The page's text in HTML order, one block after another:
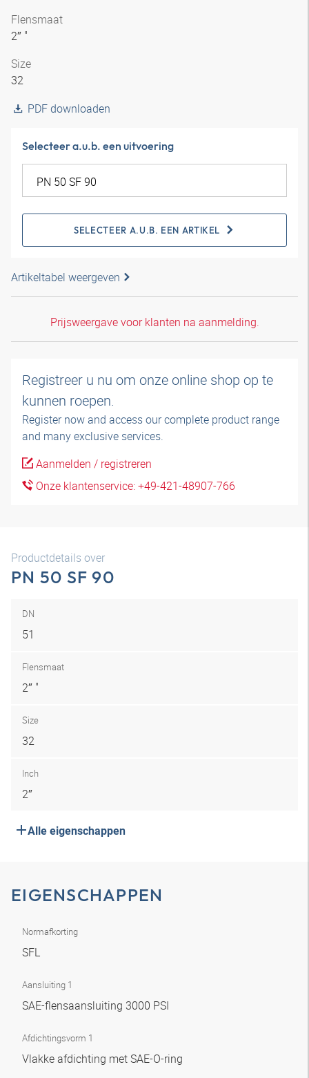
Flensmaat
2″ "
Size
32
PDF downloaden
Selecteer a.u.b. een uitvoering
SELECTEER A.U.B. EEN ARTIKEL
Artikeltabel weergeven
Prijsweergave voor klanten na aanmelding.
Registreer u nu om onze online shop op te
kunnen roepen.
Register now and access our complete product range
and many exclusive services.
Aanmelden / registreren
Onze klantenservice: +49-421-48907-766
Productdetails over
PN 50 SF 90
DN
51
Flensmaat
2″ "
Size
32
Inch
2″
Alle eigenschappen
EIGENSCHAPPEN
Normafkorting
SFL
Aansluiting 1
SAE-flensaansluiting 3000 PSI
Afdichtingsvorm 1
Vlakke afdichting met SAE-O-ring